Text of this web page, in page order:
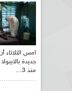
منذ 3...